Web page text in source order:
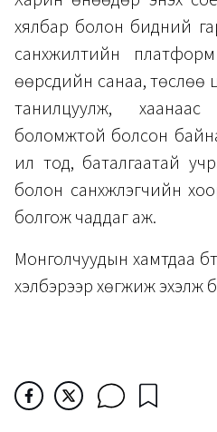
хялбар болон бидний
санхүүжилтийн
өөрсдийн санаа, төслөө
танилцуулж,
боломжтой болсон
ил тод, баталгаатай
болон санхүүжүүлэгчийн
болгож чаддаг аж.
Монголчуудын хамтдаа
хэлбэрээр хөгжиж эхэлж